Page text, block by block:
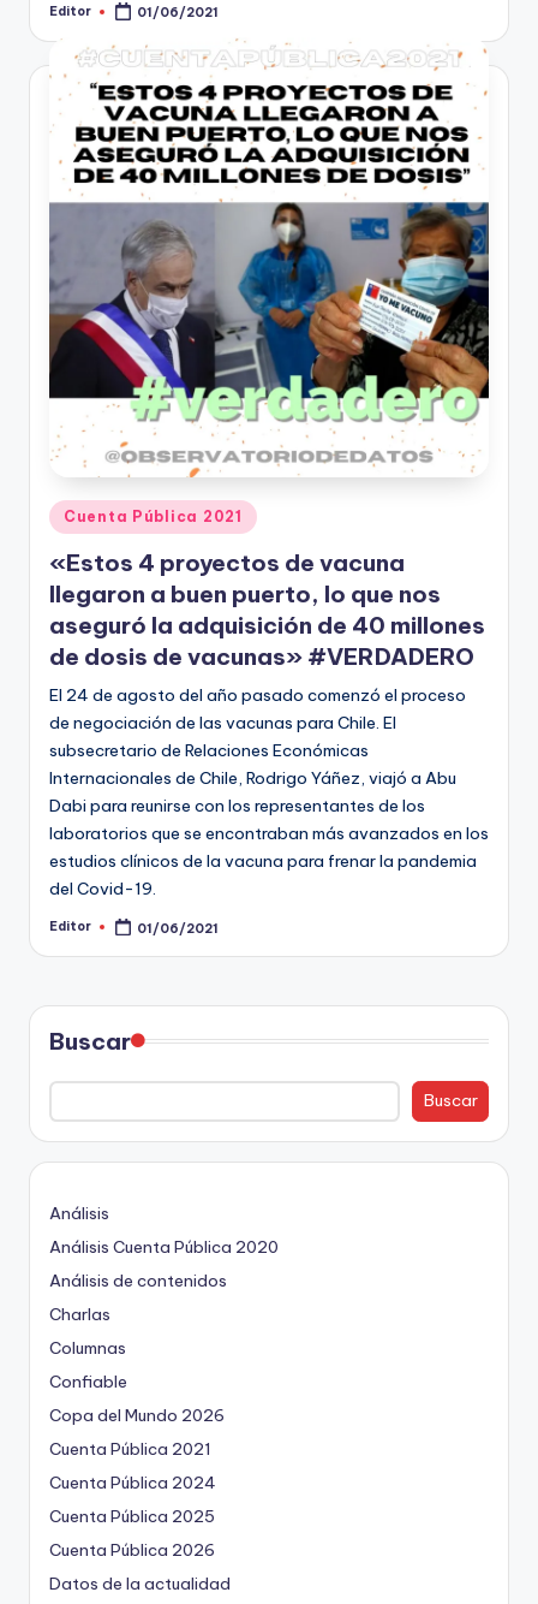
Publicado
Editor 01/06/2021
Publicado
en
Cuenta Pública 2021
«Estos 4 proyectos de vacuna
llegaron a buen puerto, lo que nos
aseguró la adquisición de 40 millones
de dosis de vacunas» #VERDADERO
El 24 de agosto del año pasado comenzó el proceso
de negociación de las vacunas para Chile. El
subsecretario de Relaciones Económicas
Internacionales de Chile, Rodrigo Yáñez, viajó a Abu
Dabi para reunirse con los representantes de los
laboratorios que se encontraban más avanzados en los
estudios clínicos de la vacuna para frenar la pandemia
del Covid-19.
Publicado
Editor 01/06/2021
Buscar
Buscar
Análisis
Análisis Cuenta Pública 2020
Análisis de contenidos
Charlas
Columnas
Confiable
Copa del Mundo 2026
Cuenta Pública 2021
Cuenta Pública 2024
Cuenta Pública 2025
Cuenta Pública 2026
Datos de la actualidad